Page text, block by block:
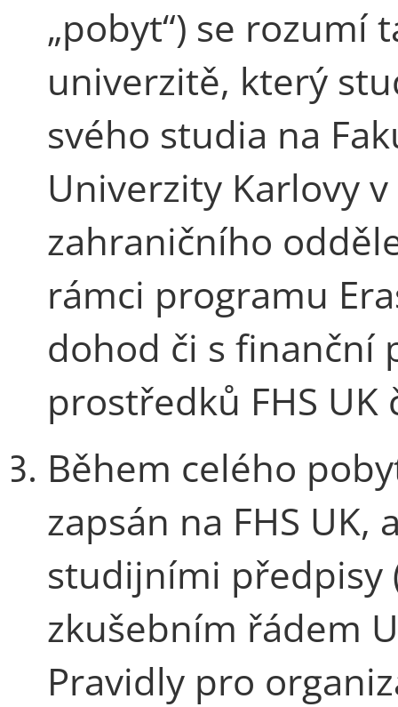
„pobyt“) se rozumí
univerzitě, který
svého studia na
Univerzity Karlovy
zahraničního
rámci programu
dohod či s finanční
prostředků FHS UK
Během celého
zapsán na FHS
studijními předpisy
zkušebním řádem
Pravidly pro